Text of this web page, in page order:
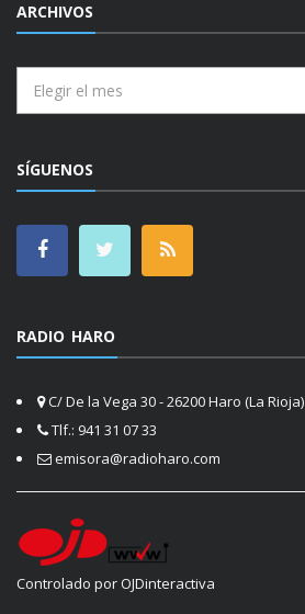
ARCHIVOS
SÍGUENOS
RADIO HARO
C/ De la Vega 30 - 26200 Haro (La Rioja)
Tlf.: 941 31 07 33
emisora@radioharo.com
Controlado por OJDinteractiva